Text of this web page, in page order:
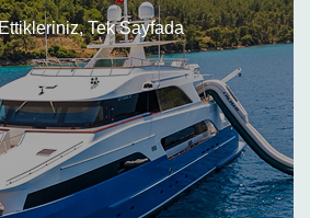
Tek Sayfada